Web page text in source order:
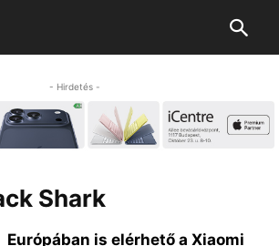
- Hirdetés -
Shark
Európában is elérhető a Xiaomi